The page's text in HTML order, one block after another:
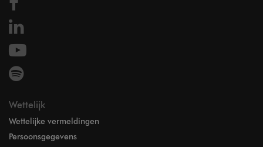
Wettelijk
Wettelijke vermeldingen
Persoonsgegevens